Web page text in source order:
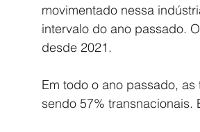
movimentado nessa
intervalo do ano passado.
desde 2021.
Em todo o ano passado,
sendo 57% transnacionais.